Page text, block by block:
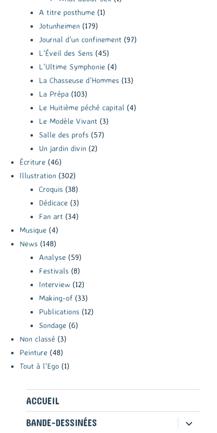
A titre posthume (1)
Jotunheimen (179)
Journal d'un confinement (97)
L'Éveil des Sens (45)
L'Ultime Symphonie (4)
La Chasseuse d'Hommes (13)
La Prépa (103)
Le Huitième péché capital (4)
Le Modèle Vivant (3)
Salle des profs (57)
Un jardin divin (2)
Écriture (46)
Illustration (302)
Croquis (38)
Dédicace (3)
Fan art (34)
Musique (4)
News (148)
Analyse (59)
Festivals (8)
Interview (12)
Making-of (33)
Publications (12)
Sondage (6)
Non classé (3)
Peinture (48)
Tout à l'Ego (1)
ACCUEIL
BANDE-DESSINÉES
ouvrir
le